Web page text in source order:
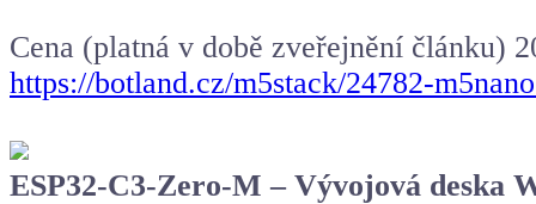
Cena (platná v době zveřejnění článku)
https://botland.cz/m5stack/24782-
ESP32-C3-Zero-M – Vývojová deska